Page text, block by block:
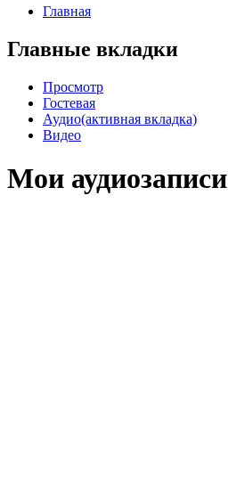
Главная
Главные вкладки
Просмотр
Гостевая
Аудио(активная вкладка)
Видео
Мои аудиозаписи